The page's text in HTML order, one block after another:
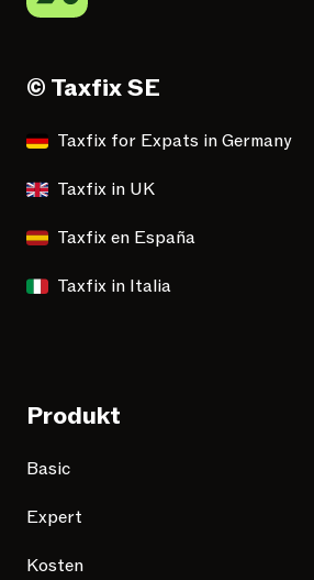
© Taxfix SE
Taxfix for Expats in Germany
Taxfix in UK
Taxfix en España
Taxfix in Italia
Produkt
Basic
Expert
Kosten